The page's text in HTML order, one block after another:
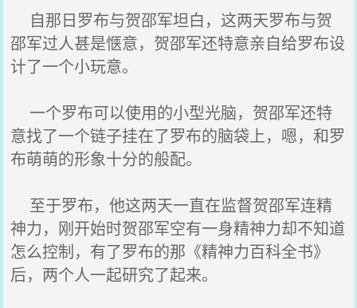
自那日罗布与贺邵军坦白，这两天罗布与贺
邵军过人甚是惬意，贺邵军还特意亲自给罗布设
计了一个小玩意。
一个罗布可以使用的小型光脑，贺邵军还特
意找了一个链子挂在了罗布的脑袋上，嗯，和罗
布萌萌的形象十分的般配。
至于罗布，他这两天一直在监督贺邵军连精
神力，刚开始时贺邵军空有一身精神力却不知道
怎么控制，有了罗布的那《精神力百科全书》
后，两个人一起研究了起来。